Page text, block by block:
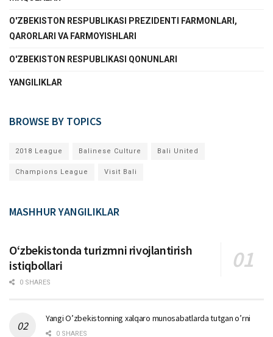
O'ZBEKISTON RESPUBLIKASI PREZIDENTI FARMONLARI,
QARORLARI VA FARMOYISHLARI
O'ZBEKISTON RESPUBLIKASI QONUNLARI
YANGILIKLAR
BROWSE BY TOPICS
2018 League Balinese Culture Bali United
Champions League Visit Bali
MASHHUR YANGILIKLAR
Oʻzbekistonda turizmni rivojlantirish
istiqbollari
0 SHARES
Yangi O’zbekistonning xalqaro munosabatlarda tutgan o’rni
0 SHARES